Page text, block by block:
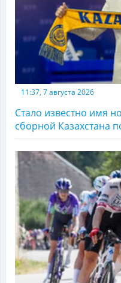
11:37, 7 августа 2026
Стало известно имя
сборной Казахстана